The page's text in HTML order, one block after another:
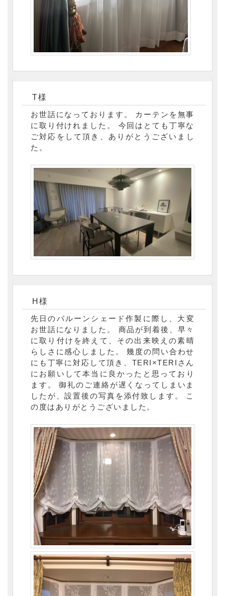
T様
お世話になっております。 カーテンを無事
に取り付けれました。 今回はとても丁寧な
ご対応をして頂き、ありがとうございまし
た。
H様
先日のバルーンシェード作製に際し、大変
お世話になりました。 商品が到着後、早々
に取り付けを終えて、その出来映えの素晴
らしさに感心しました。 幾度の問い合わせ
にも丁寧に対応して頂き、TERI×TERIさん
にお願いして本当に良かったと思っており
ます。 御礼のご連絡が遅くなってしまいま
したが、設置後の写真を添付致します。 こ
の度はありがとうございました。